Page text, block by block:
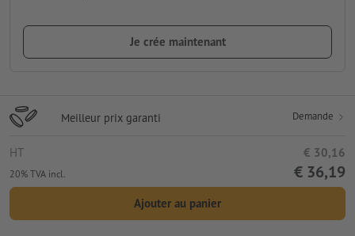
Je crée maintenant
Meilleur prix garanti Demande
HT € 30,16
20% TVA incl. € 36,19
Ajouter au panier